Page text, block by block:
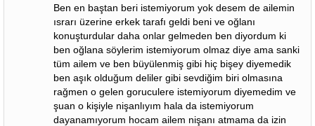
Ben en baştan beri istemiyorum yok desem de ailemin
ısrarı üzerine erkek tarafı geldi beni ve oğlanı
konuşturdular daha onlar gelmeden ben diyordum ki
ben oğlana söylerim istemiyorum olmaz diye ama sanki
tüm ailem ve ben büyülenmiş gibi hiç bişey diyemedik
ben aşık olduğum deliler gibi sevdiğim biri olmasına
rağmen o gelen goruculere istemiyorum diyemedim ve
şuan o kişiyle nişanlıyım hala da istemiyorum
dayanamıyorum hocam ailem nişanı atmama da izin